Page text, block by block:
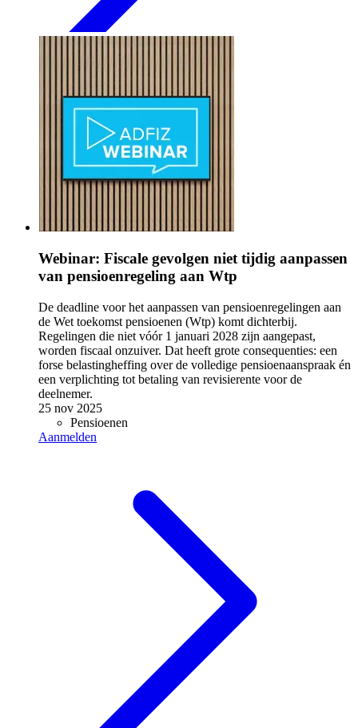
Webinar: Fiscale gevolgen niet tijdig aanpassen
van pensioenregeling aan Wtp
De deadline voor het aanpassen van pensioenregelingen aan
de Wet toekomst pensioenen (Wtp) komt dichterbij.
Regelingen die niet vóór 1 januari 2028 zijn aangepast,
worden fiscaal onzuiver. Dat heeft grote consequenties: een
forse belastingheffing over de volledige pensioenaanspraak én
een verplichting tot betaling van revisierente voor de
deelnemer.
25 nov 2025
Pensioenen
Aanmelden